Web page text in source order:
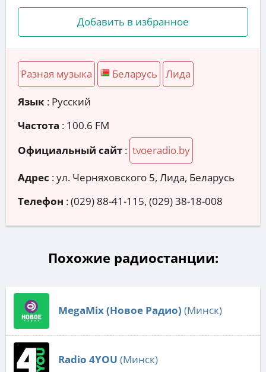
Добавить в избранное
Разная музыка Беларусь Лида
Язык : Русский
Частота : 100.6 FM
Официальный сайт : tvoeradio.by
Адрес :ул. Черняховского 5, Лида, Беларусь
Телефон :(029) 88-41-115, (029) 38-18-008
Похожие радиостанции:
MegaMix (Новое Радио) (Минск)
Radio 4YOU (Минск)